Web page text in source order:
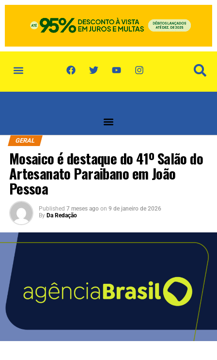
GERAL
Mosaico é destaque do 41º Salão do
Artesanato Paraibano em João
Pessoa
Published 7 meses ago on 9 de janeiro de 2026
By Da Redação